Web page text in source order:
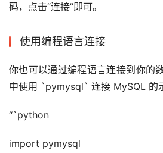
码，点击“连接”即可。
使用编程语言连接
你也可以通过编程语言连接到你的
中使用 `pymysql` 连接 MySQL 的
“`python
import pymysql